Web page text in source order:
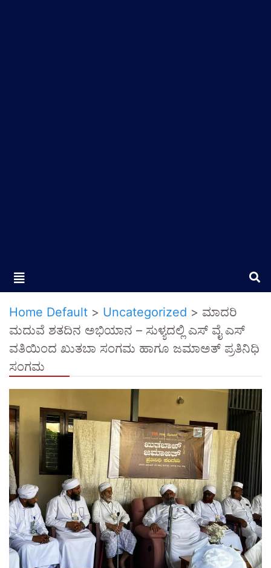
Home Default > Uncategorized > ಮಾದರಿ
ಮದುವೆ ಶತದಿನ ಅಭಿಯಾನ – ಸುಳ್ಯದಲ್ಲಿ ಎಸ್ ವೈ ಎಸ್
ವತಿಯಿಂದ ಖುತಬಾ ಸಂಗಮ ಹಾಗೂ ಜಮಾಅತ್ ಪ್ರತಿನಿಧಿ
ಸಂಗಮ